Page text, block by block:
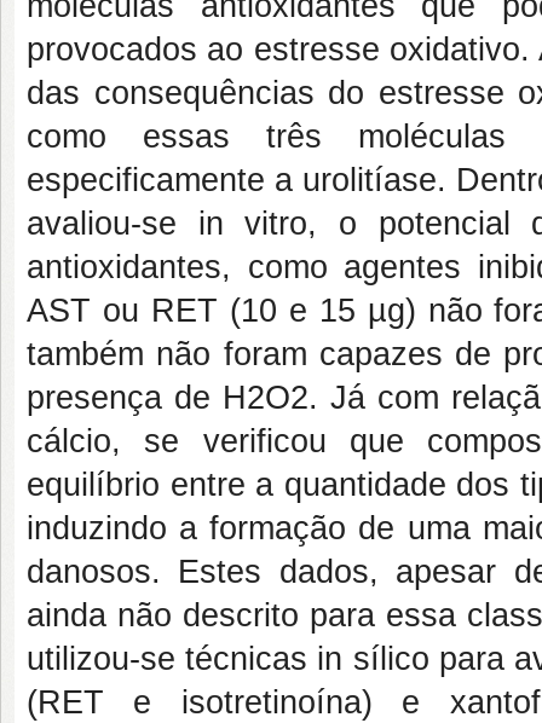
provocados ao estresse
das consequências do estresse
como essas três
especificamente a urolitíase.
avaliou-se in vitro, o potencial
antioxidantes, como agentes
AST ou RET (10 e 15 µg) não
também não foram capazes de
presença de H2O2. Já com
cálcio, se verificou que
equilíbrio entre a quantidade dos
induzindo a formação de uma
danosos. Estes dados, apesar
ainda não descrito para essa
utilizou-se técnicas in sílico para
(RET e isotretinoína) e